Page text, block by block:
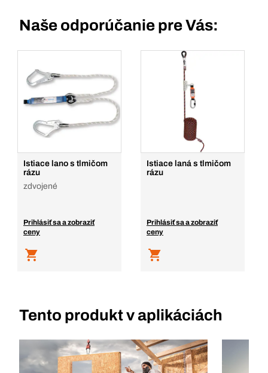
Naše odporúčanie pre Vás:
Istiace lano s tlmičom
rázu
zdvojené
Prihlásiť sa a zobraziť
ceny
Istiace laná s tlmičom
rázu
Prihlásiť sa a zobraziť
ceny
Tento produkt v aplikáciách